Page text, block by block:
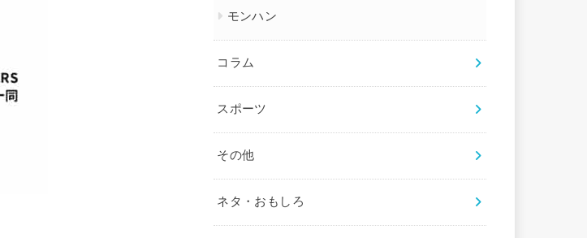
モンハン
コラム
スポーツ
その他
ネタ・おもしろ